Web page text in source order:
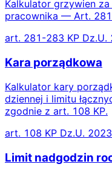
Kalkulator grzywien
pracownika — Art.
art. 281-283 KP Dz.U.
Kara porządkowa
Kalkulator kary
dziennej i limitu
zgodnie z art. 108 KP.
art. 108 KP Dz.U.
Limit nadgodzin